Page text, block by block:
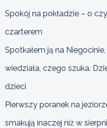
Spokój na pokładzie – o
czarterem
Spotkałem ją na
wiedziała, czego szuka.
dzieci
Pierwszy poranek na
smakują inaczej niż w